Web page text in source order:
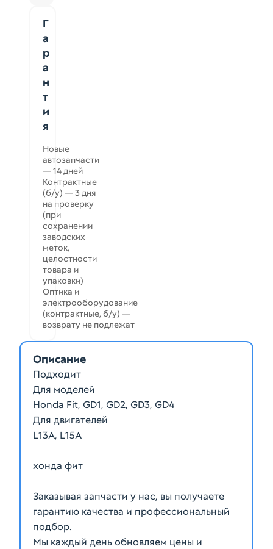
Г
а
р
а
н
т
и
я
Новые
автозапчасти
— 14 дней
Контрактные
(б/у) — 3 дня
на проверку
(при
сохранении
заводских
меток,
целостности
товара и
упаковки)
Оптика и
электрооборудование
(контрактные, б/у) —
возврату не подлежат
Описание
Подходит
Для моделей
Honda Fit, GD1, GD2, GD3, GD4
Для двигателей
L13A, L15A
хонда фит
Заказывая запчасти у нас, вы получаете
гарантию качества и профессиональный
подбор.
Мы каждый день обновляем цены и